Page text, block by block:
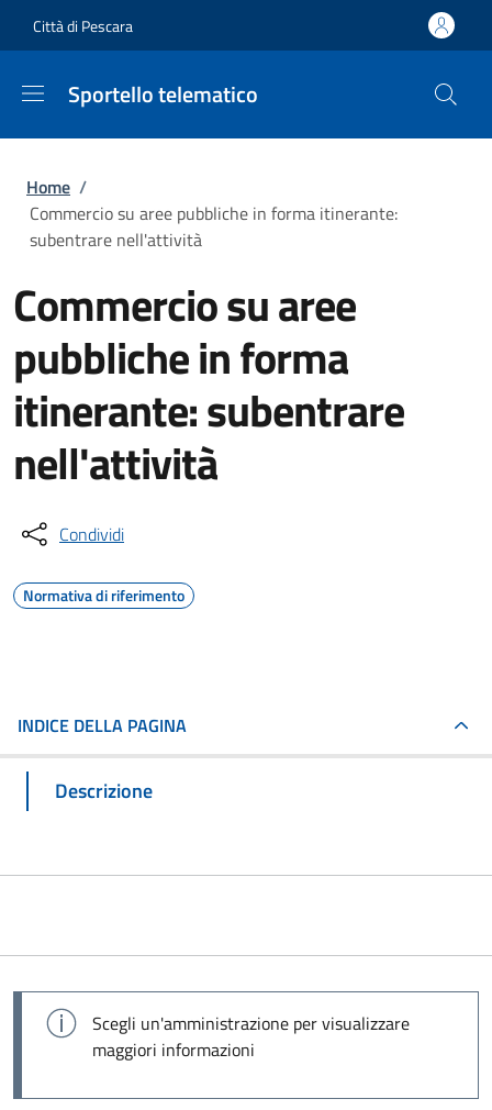
Città di Pescara
Sportello telematico
Briciole di pane
Home /
Commercio su aree pubbliche in forma itinerante:
subentrare nell'attività
Commercio su aree
pubbliche in forma
itinerante: subentrare
nell'attività
Condividi
Normativa di riferimento
INDICE DELLA PAGINA
Descrizione
Scegli un'amministrazione per visualizzare
maggiori informazioni